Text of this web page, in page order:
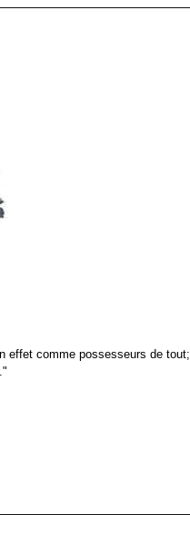
effet comme possesseurs de tout;